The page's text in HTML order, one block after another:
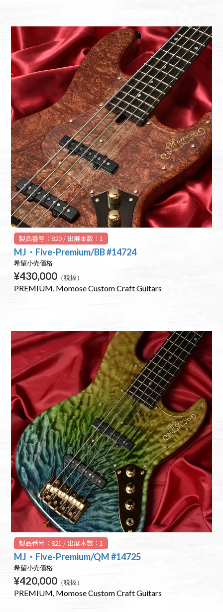
製品番号：820 / 出展本数：1
MJ・Five-Premium/BB #14724
希望小売価格
¥430,000 （税抜）
PREMIUM Momose Custom Craft Guitars
製品番号：821 / 出展本数：1
MJ・Five-Premium/QM #14725
希望小売価格
¥420,000 （税抜）
PREMIUM Momose Custom Craft Guitars